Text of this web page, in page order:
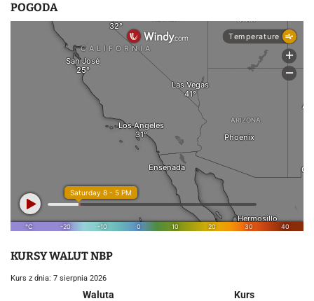
POGODA
KURSY WALUT NBP
Kurs z dnia: 7 sierpnia 2026
Waluta
Kurs